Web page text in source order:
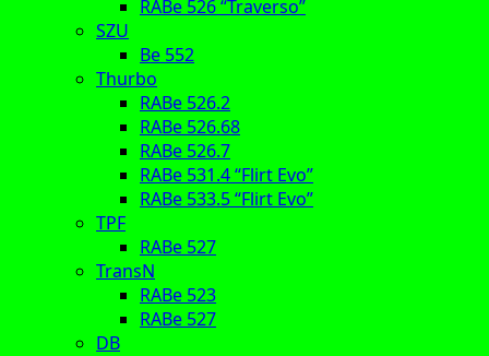
RABe 526 “Traverso”
SZU
Be 552
Thurbo
RABe 526.2
RABe 526.68
RABe 526.7
RABe 531.4 “Flirt Evo”
RABe 533.5 “Flirt Evo”
TPF
RABe 527
TransN
RABe 523
RABe 527
DB